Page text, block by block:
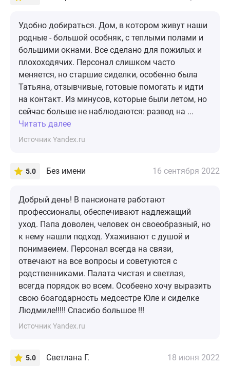
Удобно добираться. Дом, в котором живут наши
родные - большой особняк, с теплыми полами и
большими окнами. Все сделано для пожилых и
плохоходячих. Персонал слишком часто
меняется, но старшие сиделки, особенно была
Татьяна, отзывчивые, готовые помогать и идти
на контакт. Из минусов, которые были летом, но
сейчас больше не наблюдаются: развод на ...
Читать далее
Источник Yandex.ru
5.0 Без имени 16 сентября 2022
Добрый день! В пансионате работают
профессионалы, обеспечивают надлежащий
уход. Папа доволен, человек он своеобразный, но
к нему нашли подход. Ухаживают с душой и
понимаеием. Персонал всегда на связи,
отвечают на все вопросы и советуются с
родственниками. Палата чистая и светлая,
всегда порядок во всем. Особеено хочу выразить
свою боагодарность медсестре Юле и сиделке
Людмиле!!!!! Спасибо большое !!!
Источник Yandex.ru
5.0 Светлана Г. 18 июня 2022